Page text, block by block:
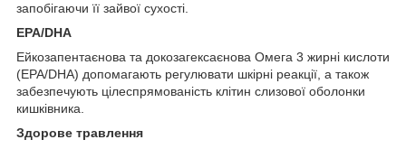
запобігаючи її зайвої сухості.
EPA/DHA
Ейкозапентаєнова та докозагексаєнова Омега 3 жирні кислоти
(EPA/DHA) допомагають регулювати шкірні реакції, а також
забезпечують цілеспрямованість клітин слизової оболонки
кишківника.
Здорове травлення